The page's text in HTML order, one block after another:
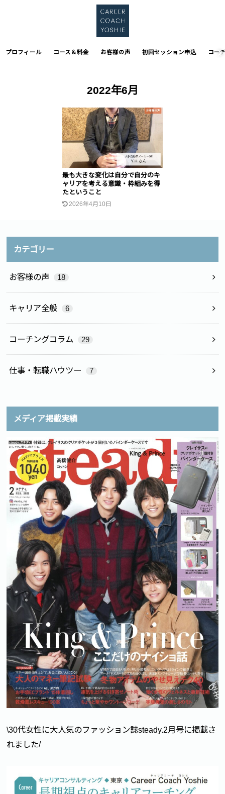
プロフィール コース＆料金 お客様の声 初回セッション申込 コー
2022年6月
最も大きな変化は自分で自分のキ
ャリアを考える意識・枠組みを得
たということ
2026年4月10日
カテゴリー
お客様の声 18
キャリア全般 6
コーチングコラム 29
仕事・転職ハウツー 7
メディア掲載実績
\30代女性に大人気のファッション誌steady.2月号に掲載さ
れました/